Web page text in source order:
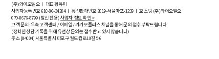
(주)와이오엘오 ㅣ 대표 황유미
사업자등록번호610-86-34204ㅣ 통신판매번호 2019-서울마포-1239 ㅣ 호스팅 (주)와이오엘오
070-8676-8799 (발신 전용)사업자 정보 확인 >
고객 문의: 우측 고객센터 / 이메일 / 카카오플러스 채널을 통해 문의 접수 부탁드립니다.
(정확한 상담 기록을 위해 유선상 문의는 접수받고 있지 않습니다)
주소 [04004] 서울특별시 마포구 월드컵로10길5-6